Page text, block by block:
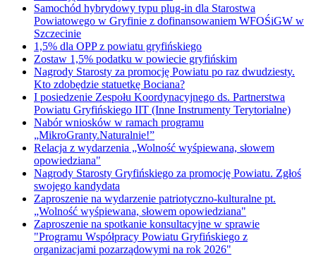
Samochód hybrydowy typu plug-in dla Starostwa
Powiatowego w Gryfinie z dofinansowaniem WFOŚiGW w
Szczecinie
1,5% dla OPP z powiatu gryfińskiego
Zostaw 1,5% podatku w powiecie gryfińskim
Nagrody Starosty za promocję Powiatu po raz dwudziesty.
Kto zdobędzie statuetkę Bociana?
I posiedzenie Zespołu Koordynacyjnego ds. Partnerstwa
Powiatu Gryfińskiego IIT (Inne Instrumenty Terytorialne)
Nabór wniosków w ramach programu
„MikroGranty.Naturalnie!”
Relacja z wydarzenia „Wolność wyśpiewana, słowem
opowiedziana"
Nagrody Starosty Gryfińskiego za promocję Powiatu. Zgłoś
swojego kandydata
Zaproszenie na wydarzenie patriotyczno-kulturalne pt.
„Wolność wyśpiewana, słowem opowiedziana"
Zaproszenie na spotkanie konsultacyjne w sprawie
"Programu Współpracy Powiatu Gryfińskiego z
organizacjami pozarządowymi na rok 2026"